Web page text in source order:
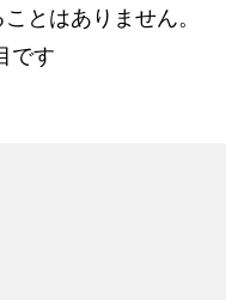
とはありません。
です